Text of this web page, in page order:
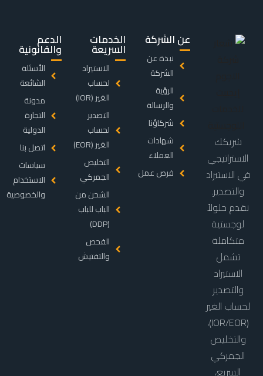
شريكك
الاستراتيجي
في الاستيراد
والتصدير.
نقدم حلولاً
لوجستية
متكاملة
تشمل
الاستيراد
والتصدير
لحساب الغير
(IOR/EOR)،
والتخليص
الجمركي
السريع،
عن الشركة
نبذة عن
الشركة
الرؤية
والرسالة
شركاؤنا
شهادات
العملاء
فرص عمل
الخدمات
السريعة
الاستيراد
لحساب
الغير (IOR)
التصدير
لحساب
الغير (EOR)
التخليص
الجمركي
الشحن من
الباب للباب
(DDP)
الفحص
والتفتيش
الدعم
والقانونية
الأسئلة
الشائعة
مدونة
التجارة
الدولية
اتصل بنا
سياسات
الاستخدام
والخصوصية